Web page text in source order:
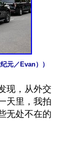
元／Evan））
现，从外交
天里，我拍
无处不在的